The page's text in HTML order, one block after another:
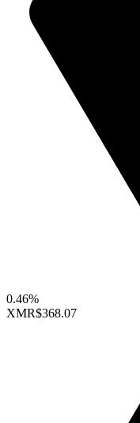
0.46%
XMR$368.07